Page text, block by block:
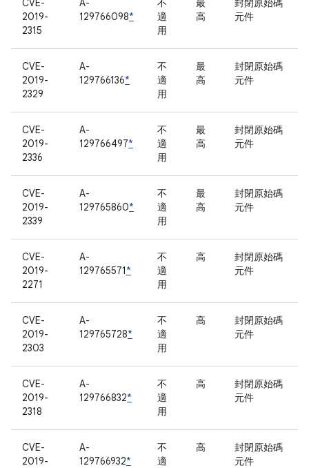
CVE-
2019-
2315
A-
129766098*
不
適
用
最
高
封閉原始碼
元件
CVE-
2019-
2329
A-
129766136*
不
適
用
最
高
封閉原始碼
元件
CVE-
2019-
2336
A-
129766497*
不
適
用
最
高
封閉原始碼
元件
CVE-
2019-
2339
A-
129765860*
不
適
用
最
高
封閉原始碼
元件
CVE-
2019-
2271
A-
129765571*
不
適
用
高
封閉原始碼
元件
CVE-
2019-
2303
A-
129765728*
不
適
用
高
封閉原始碼
元件
CVE-
2019-
2318
A-
129766832*
不
適
用
高
封閉原始碼
元件
CVE-
2019-
A-
129766932*
不
適
高
封閉原始碼
元件